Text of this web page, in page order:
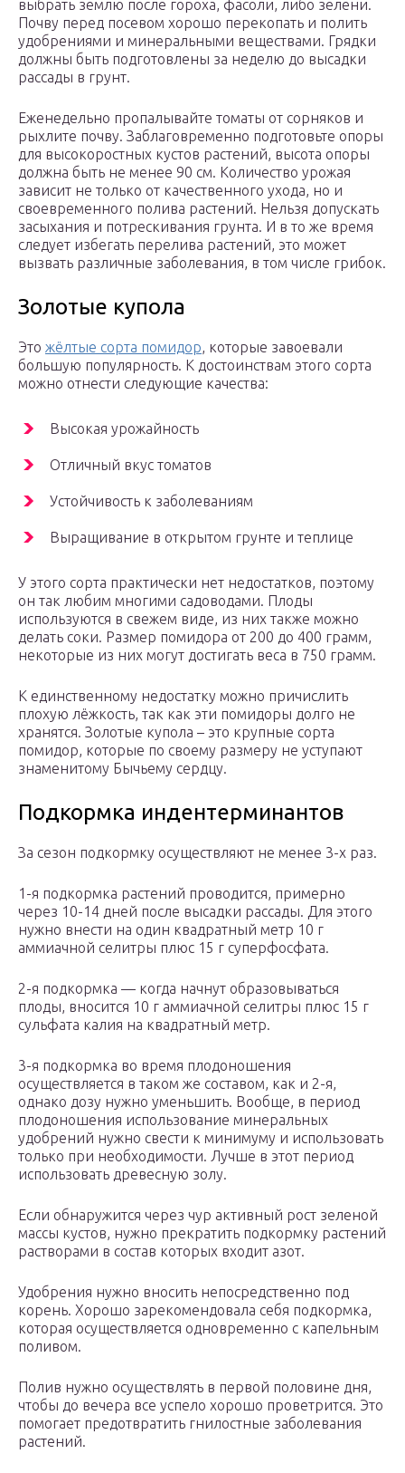
выбрать землю после гороха, фасоли, либо зелени.
Почву перед посевом хорошо перекопать и полить
удобрениями и минеральными веществами. Грядки
должны быть подготовлены за неделю до высадки
рассады в грунт.
Еженедельно пропалывайте томаты от сорняков и
рыхлите почву. Заблаговременно подготовьте опоры
для высокоростных кустов растений, высота опоры
должна быть не менее 90 см. Количество урожая
зависит не только от качественного ухода, но и
своевременного полива растений. Нельзя допускать
засыхания и потрескивания грунта. И в то же время
следует избегать перелива растений, это может
вызвать различные заболевания, в том числе грибок.
Золотые купола
Это жёлтые сорта помидор, которые завоевали
большую популярность. К достоинствам этого сорта
можно отнести следующие качества:
Высокая урожайность
Отличный вкус томатов
Устойчивость к заболеваниям
Выращивание в открытом грунте и теплице
У этого сорта практически нет недостатков, поэтому
он так любим многими садоводами. Плоды
используются в свежем виде, из них также можно
делать соки. Размер помидора от 200 до 400 грамм,
некоторые из них могут достигать веса в 750 грамм.
К единственному недостатку можно причислить
плохую лёжкость, так как эти помидоры долго не
хранятся. Золотые купола – это крупные сорта
помидор, которые по своему размеру не уступают
знаменитому Бычьему сердцу.
Подкормка индентерминантов
За сезон подкормку осуществляют не менее 3-х раз.
1-я подкормка растений проводится, примерно
через 10-14 дней после высадки рассады. Для этого
нужно внести на один квадратный метр 10 г
аммиачной селитры плюс 15 г суперфосфата.
2-я подкормка — когда начнут образовываться
плоды, вносится 10 г аммиачной селитры плюс 15 г
сульфата калия на квадратный метр.
3-я подкормка во время плодоношения
осуществляется в таком же составом, как и 2-я,
однако дозу нужно уменьшить. Вообще, в период
плодоношения использование минеральных
удобрений нужно свести к минимуму и использовать
только при необходимости. Лучше в этот период
использовать древесную золу.
Если обнаружится через чур активный рост зеленой
массы кустов, нужно прекратить подкормку растений
растворами в состав которых входит азот.
Удобрения нужно вносить непосредственно под
корень. Хорошо зарекомендовала себя подкормка,
которая осуществляется одновременно с капельным
поливом.
Полив нужно осуществлять в первой половине дня,
чтобы до вечера все успело хорошо проветрится. Это
помогает предотвратить гнилостные заболевания
растений.